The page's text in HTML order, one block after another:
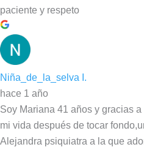
paciente y respeto
Niña_de_la_selva I.
hace 1 año
Soy Mariana 41 años y gracias
mi vida después de tocar
Alejandra psiquiatra a la que